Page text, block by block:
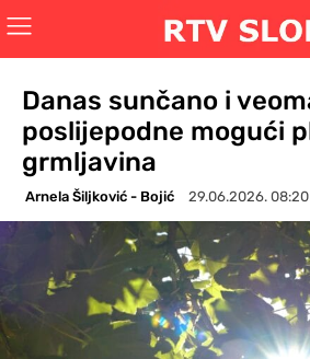
Danas sunčano i
poslijepodne mogući
grmljavina
Arnela Šiljković - Bojić 29.06.2026. 08:20